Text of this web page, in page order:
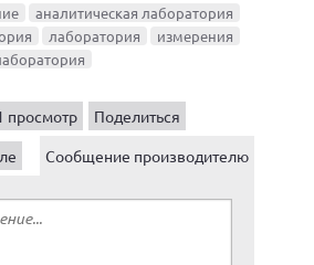
аналитическая лаборатория
лаборатория
измерения
просмотр
Поделиться
Сообщение производителю